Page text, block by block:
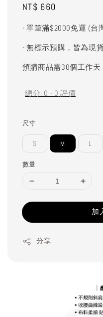
Regular
NT$ 660
- 單筆滿$2000免運 (台
- 無標示預購，皆為現
預購商品需30個工作
總分: 0 - 0 評價
尺寸
S M L
數量
加
分享